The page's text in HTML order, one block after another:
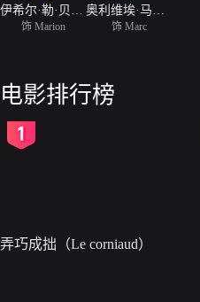
饰 Marion 饰 Marc
电影排行榜
弄巧成拙（Le corniaud）